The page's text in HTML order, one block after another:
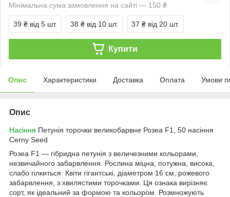
Мінімальна сума замовлення на сайті — 150 ₴
39 ₴ від 5 шт. 38 ₴ від 10 шт. 37 ₴ від 20 шт.
Купити
Опис Характеристики Доставка Оплата Умови
Опис
Насіння Петунія торочки великобарвне Розеа F1, 50 насіння
Cerny Seed
Розеа F1 — гібридна петунія з величезними кольорами,
незвичайного забарвлення. Рослина міцна, потужна, висока,
слабо гілкиться. Квіти гігантські, діаметром 16 см, рожевого
забарвлення, з хвилястими торочками. Ця ознака вирізняє
сорт, як ідеальний за формою та кольором. Розмножують